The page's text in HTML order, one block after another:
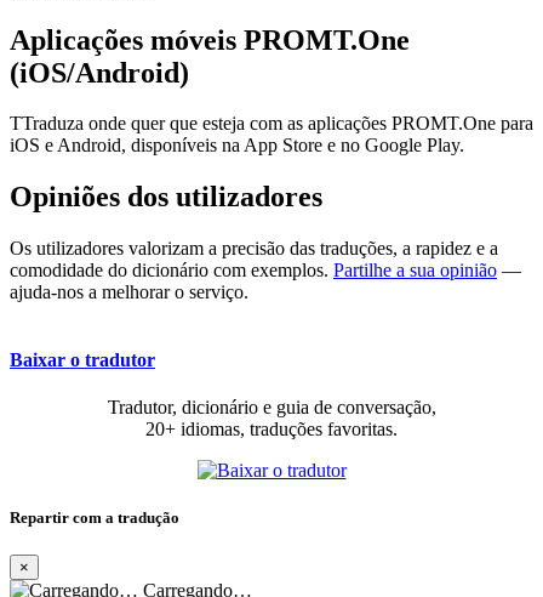
Aplicações móveis PROMT.One
(iOS/Android)
TTraduza onde quer que esteja com as aplicações PROMT.One para
iOS e Android, disponíveis na App Store e no Google Play.
Opiniões dos utilizadores
Os utilizadores valorizam a precisão das traduções, a rapidez e a
comodidade do dicionário com exemplos. Partilhe a sua opinião —
ajuda-nos a melhorar o serviço.
Baixar o tradutor
Tradutor, dicionário e guia de conversação,
20+ idiomas, traduções favoritas.
Repartir com a tradução
×
Carregando…